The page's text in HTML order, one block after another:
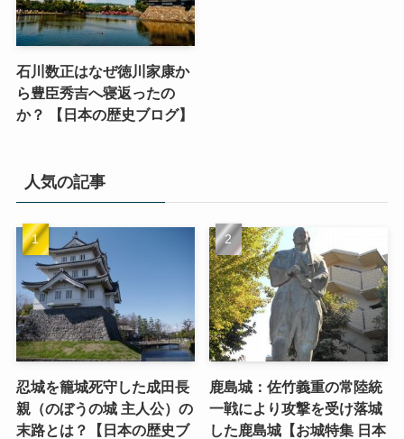
石川数正はなぜ徳川家康か
ら豊臣秀吉へ寝返ったの
か？ 【日本の歴史ブログ】
人気の記事
忍城を籠城死守した成田長
親（のぼうの城 主人公）の
末路とは？【日本の歴史ブ
鹿島城：佐竹義重の常陸統
一戦により攻撃を受け落城
した鹿島城【お城特集 日本